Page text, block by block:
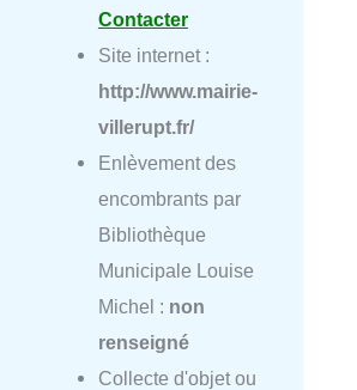
Contacter
Site internet :
http://www.mairie-
villerupt.fr/
Enlèvement des
encombrants par
Bibliothèque
Municipale Louise
Michel : non
renseigné
Collecte d'objet ou